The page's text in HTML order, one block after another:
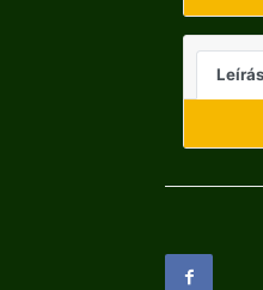
Leírás